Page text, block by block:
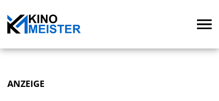
ANZEIGE